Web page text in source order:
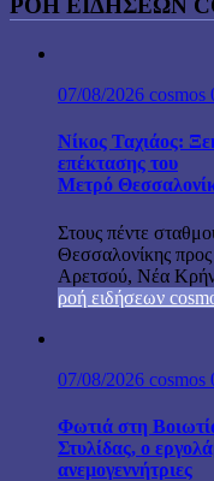
ΡΟΉ ΕΙΔΉΣΕΩΝ
07/08/2026 cosmos
Νίκος Ταχιάος:
επέκτασης του
Μετρό
Στους πέντε
Θεσσαλονίκης
Αρετσού, Νέα
ροή ειδήσεων
07/08/2026 cosmos
Φωτιά στη
Στυλίδας, ο
ανεμογεννήτριες